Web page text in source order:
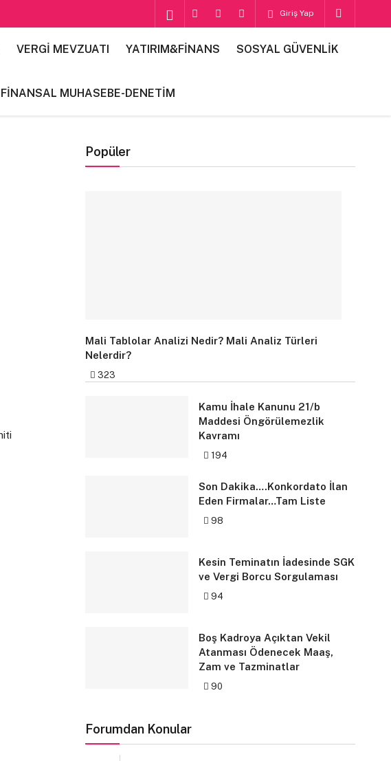
Giriş Yap
VERGİ MEVZUATI YATIRIM&FİNANS SOSYAL GÜVENLİK
FİNANSAL MUHASEBE-DENETİM
Popüler
Mali Tablolar Analizi Nedir? Mali Analiz Türleri
Nelerdir?
323
Kamu İhale Kanunu 21/b
Maddesi Öngörülemezlik
Kavramı
194
Son Dakika….Konkordato İlan
Eden Firmalar…Tam Liste
98
Kesin Teminatın İadesinde SGK
ve Vergi Borcu Sorgulaması
94
Boş Kadroya Açıktan Vekil
Atanması Ödenecek Maaş,
Zam ve Tazminatlar
90
Forumdan Konular